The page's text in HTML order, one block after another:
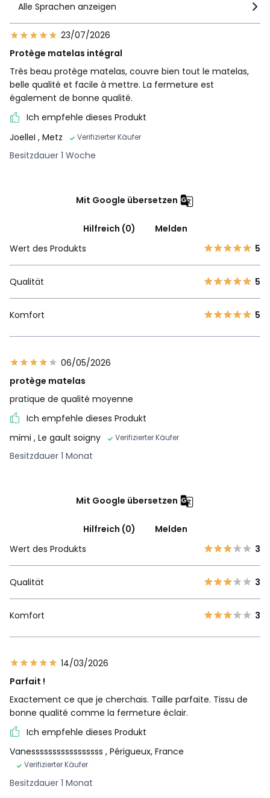
Alle Sprachen anzeigen
23/07/2026
Protège matelas intégral
Très beau protège matelas, couvre bien tout le matelas,
belle qualité et facile à mettre. La fermeture est
également de bonne qualité.
Ich empfehle dieses Produkt
JoelleI , Metz Verifizierter Käufer
Besitzdauer 1 Woche
Mit Google übersetzen
Hilfreich (0)
Melden
Wert des Produkts
5
Qualität 5
Komfort 5
06/05/2026
protège matelas
pratique de qualité moyenne
Ich empfehle dieses Produkt
mimi , Le gault soigny Verifizierter Käufer
Besitzdauer 1 Monat
Mit Google übersetzen
Hilfreich (0)
Melden
Wert des Produkts
3
Qualität 3
Komfort 3
14/03/2026
Parfait !
Exactement ce que je cherchais. Taille parfaite. Tissu de
bonne qualité comme la fermeture éclair.
Ich empfehle dieses Produkt
Vanesssssssssssssssss , Périgueux, France
Verifizierter Käufer
Besitzdauer 1 Monat